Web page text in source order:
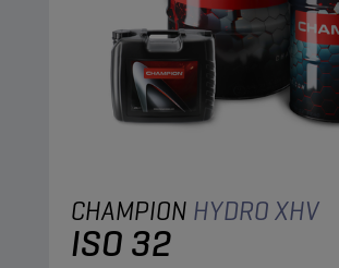
CHAMPION HYDRO XHV
ISO 32